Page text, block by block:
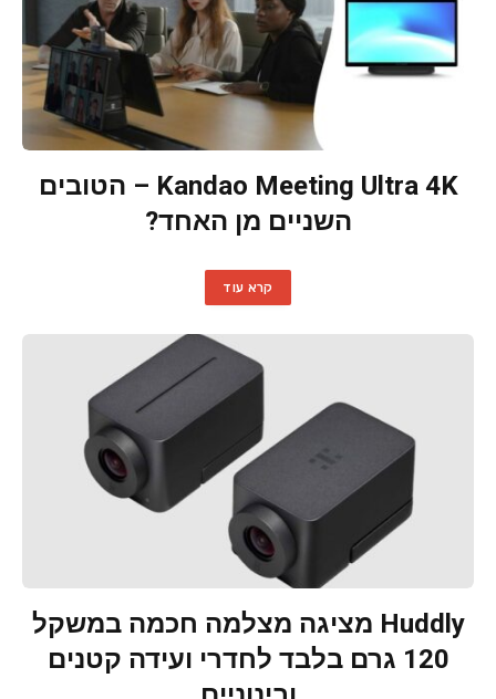
Kandao Meeting Ultra 4K – הטובים
השניים מן האחד?
קרא עוד
Huddly מציגה מצלמה חכמה במשקל
120 גרם בלבד לחדרי ועידה קטנים